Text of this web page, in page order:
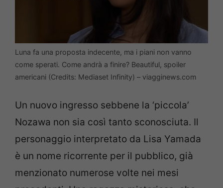
Luna fa una proposta indecente, ma i piani non vanno
come sperati. Come andrà a finire? Beautiful, spoiler
americani (Credits: Mediaset Infinity) – viagginews.com
Un nuovo ingresso sebbene la ‘piccola’
Nozawa non sia così tanto sconosciuta. Il
personaggio interpretato da Lisa Yamada
è un nome ricorrente per il pubblico, già
menzionato numerose volte nei mesi